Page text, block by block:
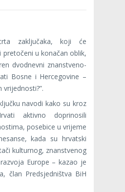
zaključaka, koji će
pretočeni u konačan oblik,
dvodnevni znanstveno-
Bosne i Hercegovine –
navodi kako su kroz
aktivno doprinosili
posebice u vrijeme
kada su hrvatski
kulturnog, znanstvenog
Europe – kazao je
član Predsjedništva BiH